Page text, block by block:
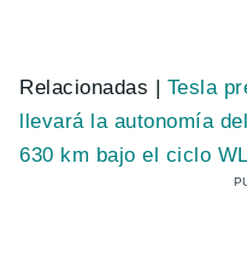
Relacionadas | Tesla
llevará la autonomía
630 km bajo el ciclo